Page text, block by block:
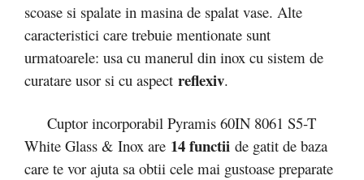
scoase si spalate in masina de spalat vase. Alte
caracteristici care trebuie mentionate sunt
urmatoarele: usa cu manerul din inox cu sistem de
curatare usor si cu aspect reflexiv.
Cuptor incorporabil Pyramis 60IN 8061 S5-T
White Glass & Inox are 14 functii de gatit de baza
care te vor ajuta sa obtii cele mai gustoase preparate